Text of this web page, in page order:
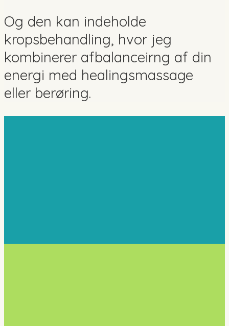
Og den kan indeholde
kropsbehandling, hvor jeg
kombinerer afbalanceirng af din
energi med healingsmassage
eller berøring.